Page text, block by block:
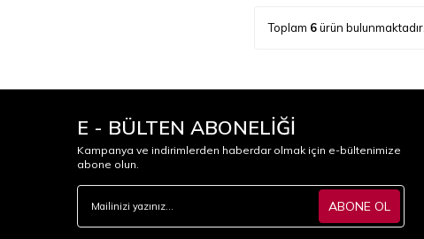
Toplam 6ürün bulunmaktadır.
E - BÜLTEN ABONELİĞİ
Kampanya ve indirimlerden haberdar olmak için e-bültenimize
abone olun.
ABONE OL